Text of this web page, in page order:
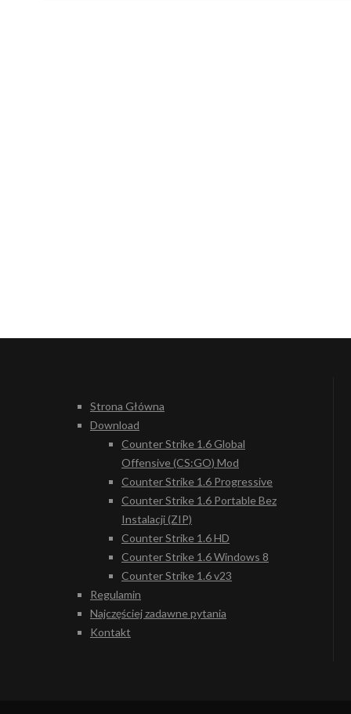
Strona Główna
Download
Counter Strike 1.6 Global
Offensive (CS:GO) Mod
Counter Strike 1.6 Progressive
Counter Strike 1.6 Portable Bez
Instalacji (ZIP)
Counter Strike 1.6 HD
Counter Strike 1.6 Windows 8
Counter Strike 1.6 v23
Regulamin
Najczęściej zadawne pytania
Kontakt